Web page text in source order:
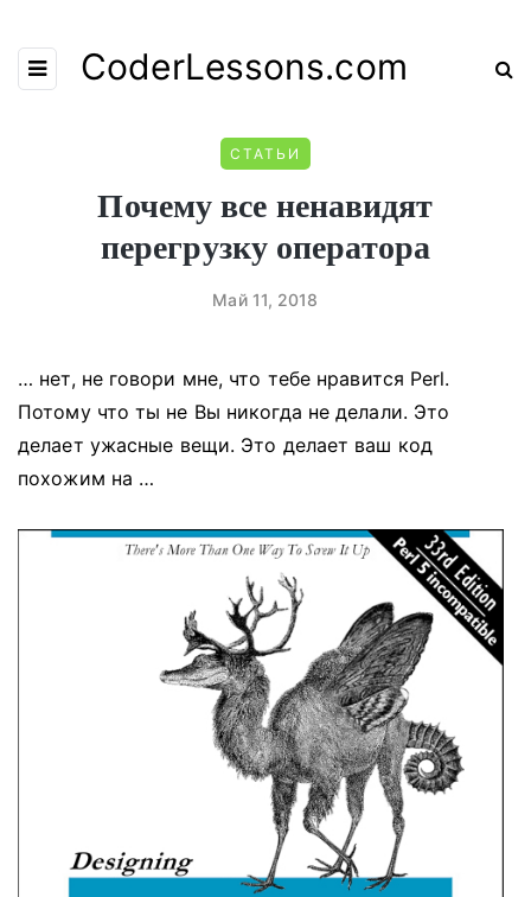
CoderLessons.com
СТАТЬИ
Почему все ненавидят
перегрузку оператора
Май 11, 2018
… нет, не говори мне, что тебе нравится Perl.
Потому что ты не Вы никогда не делали. Это
делает ужасные вещи. Это делает ваш код
похожим на …